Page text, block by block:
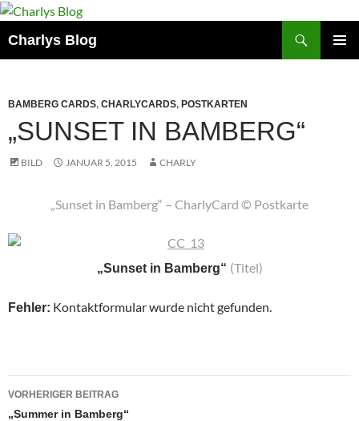
Zum
springen
Charlys Blog
BAMBERG CARDS, CHARLYCARDS, POSTKARTEN
„SUNSET IN BAMBERG“
BILD JANUAR 5, 2015 CHARLY
„Sunset in Bamberg“ – CharlyCard © Postkarte
„Sunset in Bamberg“ (Titel)
Fehler: Kontaktformular wurde nicht gefunden.
Beitragsnavigation
VORHERIGER BEITRAG
„Summer in Bamberg“